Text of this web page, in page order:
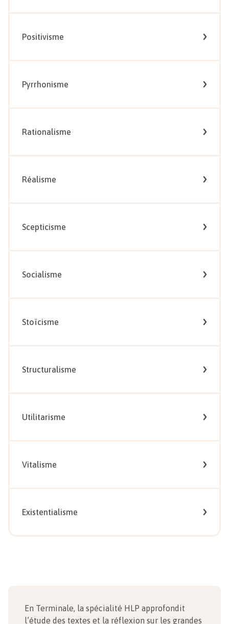
En Terminale, la spécialité HLP approfondit
l’étude des textes et la réflexion sur les grandes
Positivisme
Pyrrhonisme
Rationalisme
Réalisme
Scepticisme
Socialisme
Stoïcisme
Structuralisme
Utilitarisme
Vitalisme
Existentialisme